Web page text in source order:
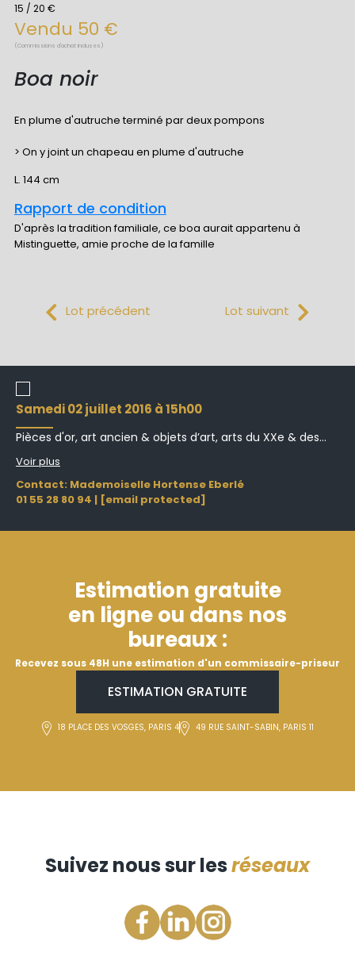
15 / 20 €
Vendu 50 €
(Commissions d'achat incluses)
Boa noir
En plume d'autruche terminé par deux pompons
> On y joint un chapeau en plume d'autruche
L. 144 cm
Rapport de condition
D'après la tradition familiale, ce boa aurait appartenu à
Mistinguette, amie proche de la famille
Lot précédent Lot suivant
samedi 02 juillet 2016 à 15h00
Pièces d'or, art ancien & objets d’art, arts du XXe & des...
Voir plus
Contact: Mademoiselle Hortense Eberlé
01 55 28 80 94 | [email protected]
Estimation gratuite
en ligne ou dans nos
bureaux :
Recevez sous 48H une estimation d'un commissaire-priseur
ESTIMATION GRATUITE
18 PLACE DES VOSGES, PARIS 4 49 RUE SAINT-SABIN, PARIS 11
Suivez nous sur lesréseaux